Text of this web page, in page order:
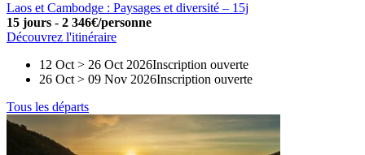
Laos et Cambodge : Paysages et diversité – 15j
15 jours - 2 346€/personne
Découvrez l'itinéraire
12 Oct > 26 Oct 2026Inscription ouverte
26 Oct > 09 Nov 2026Inscription ouverte
Tous les départs